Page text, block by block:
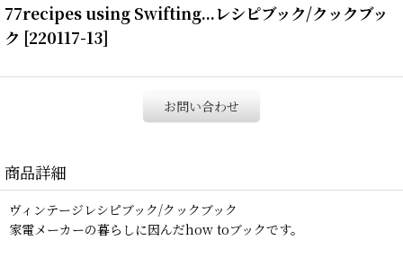
77recipes using Swifting...レシピブック/クックブッ
ク [220117-13]
お問い合わせ
商品詳細
ヴィンテージレシピブック/クックブック
家電メーカーの暮らしに因んだhow toブックです。